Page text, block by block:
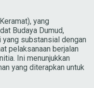
yang
Budaya Dumud,
substansial dengan
pelaksanaan berjalan
Ini menunjukkan
yang diterapkan untuk